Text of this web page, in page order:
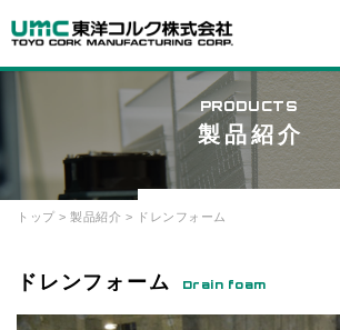
東洋コルクについ
て
事業紹介 WORKS
製品紹介
会社情報
お知らせ・よくあ
PRODUCTS
製品紹介
トップ >製品紹介 > ドレンフォーム
ドレンフォーム Drain foam